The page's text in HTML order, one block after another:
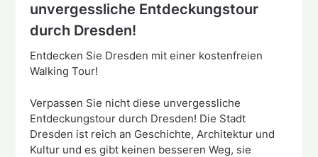
unvergessliche Entdeckungstour
durch Dresden!
Entdecken Sie Dresden mit einer kostenfreien
Walking Tour!
Verpassen Sie nicht diese unvergessliche
Entdeckungstour durch Dresden! Die Stadt
Dresden ist reich an Geschichte, Architektur und
Kultur und es gibt keinen besseren Weg, sie